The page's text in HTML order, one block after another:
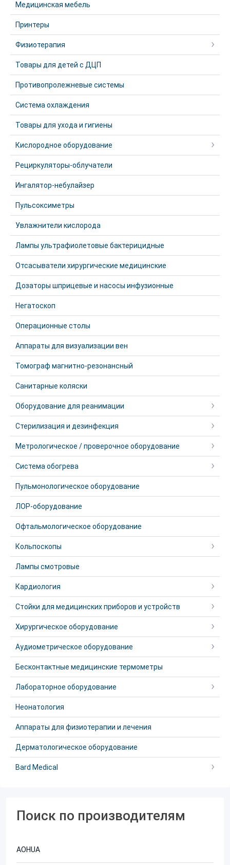
Медицинская мебель
Принтеры
Физиотерапия
Товары для детей с ДЦП
Противопролежневые системы
Система охлаждения
Товары для ухода и гигиены
Кислородное оборудование
Рециркуляторы-облучатели
Ингалятор-небулайзер
Пульсоксиметры
Увлажнители кислорода
Лампы ультрафиолетовые бактерицидные
Отсасыватели хирургические медицинские
Дозаторы шприцевые и насосы инфузионные
Негатоскоп
Операционные столы
Аппараты для визуализации вен
Томограф магнитно-резонансный
Санитарные коляски
Оборудование для реанимации
Стерилизация и дезинфекция
Метрологическое / проверочное оборудование
Система обогрева
Пульмонологическое оборудование
ЛОР-оборудование
Офтальмологическое оборудование
Кольпоскопы
Лампы смотровые
Кардиология
Стойки для медицинских приборов и устройств
Хирургическое оборудование
Аудиометрическое оборудование
Бесконтактные медицинские термометры
Лабораторное оборудование
Неонатология
Аппараты для физиотерапии и лечения
Дерматологическое оборудование
Bard Medical
Поиск по производителям
AOHUA